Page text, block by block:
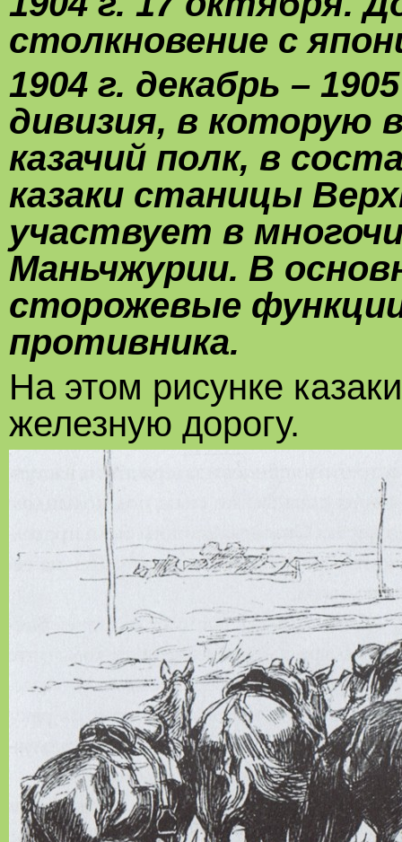
столкновение с
1904 г. декабрь –
дивизия, в которую
казачий полк, в
казаки станицы
участвует в
Маньчжурии. В
сторожевые
противника.
На этом рисунке
железную дорогу.